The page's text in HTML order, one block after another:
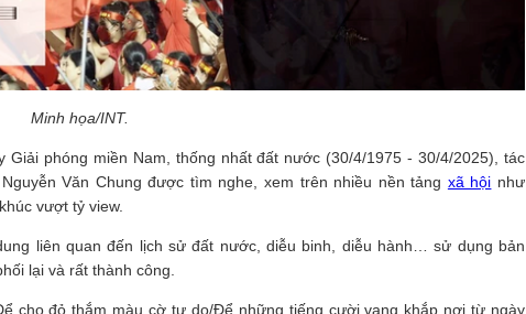
Minh họa/INT.
phóng miền Nam, thống nhất đất nước (30/4/1975 - 30/4/2025), tác
Văn Chung được tìm nghe, xem trên nhiều nền tảng xã hội như
vượt tỷ view.
liên quan đến lịch sử đất nước, diễu binh, diễu hành… sử dụng bản
lại và rất thành công.
cho đỏ thắm màu cờ tự do/Để những tiếng cười vang khắp nơi từ ngày